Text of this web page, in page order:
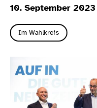
10. September 2023
Im Wahlkreis